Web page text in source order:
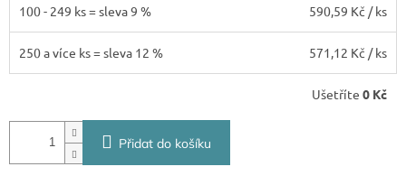
100 - 249 ks = sleva 9 % 590,59 Kč / ks
250 a více ks = sleva 12 % 571,12 Kč / ks
Ušetříte 0 Kč
Přidat do košíku